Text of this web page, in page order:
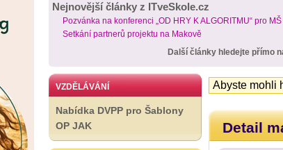
Nejnovější články z ITveSkole.cz
Pozvánka na konferenci „OD HRY K ALGORITMU“ pro
Setkání partnerů projektu na Makově
Další články hledejte přímo
VZDĚLÁVÁNÍ
Nabídka DVPP pro Šablony
OP JAK
Abyste mohli
Detail